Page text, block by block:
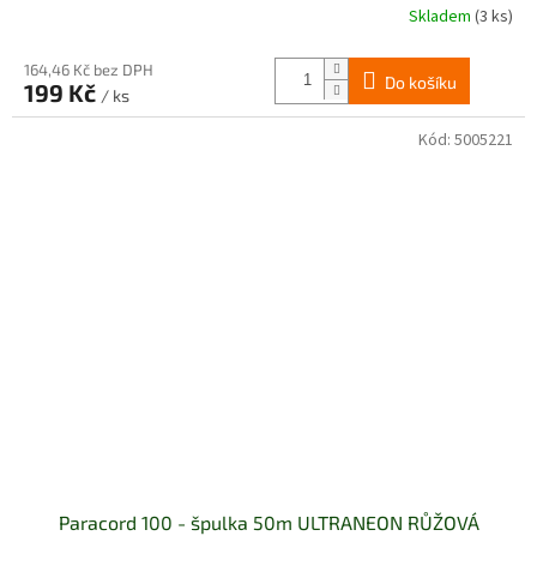
Skladem (3 ks)
164,46 Kč bez DPH
199 Kč / ks
Do košíku
Paracord 100 - špulka 50m ULTRANEON RŮŽOVÁ
Kód: 5005221